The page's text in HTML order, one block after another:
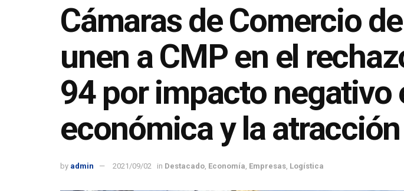
Cámaras de Comercio
unen a CMP en el
94 por impacto negativo
económica y la
by admin 2021/09/02 in Destacado Economía Empresas Logística